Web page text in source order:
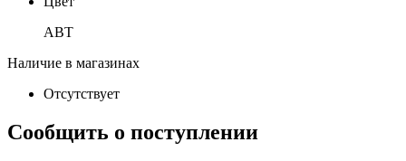
ABT
Наличие в магазинах
Отсутствует
Сообщить о поступлении